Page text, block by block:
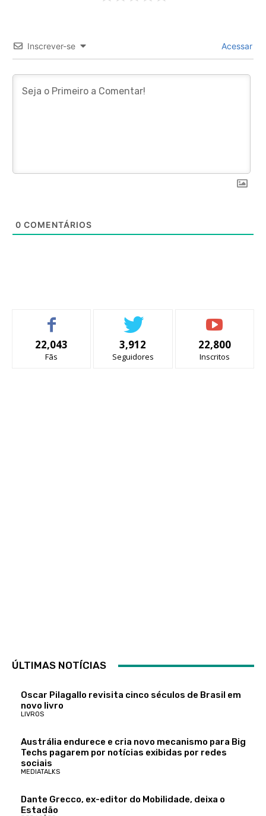
Inscrever-se Acessar
0 COMENTÁRIOS
22,043
Fãs
3,912
Seguidores
22,800
Inscritos
ÚLTIMAS NOTÍCIAS
Oscar Pilagallo revisita cinco séculos de Brasil em
novo livro
LIVROS
Austrália endurece e cria novo mecanismo para Big
Techs pagarem por notícias exibidas por redes
sociais
MEDIATALKS
Dante Grecco, ex-editor do Mobilidade, deixa o
Estadão